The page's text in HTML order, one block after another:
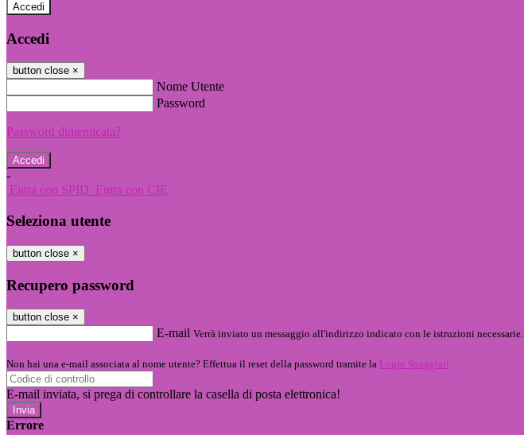
Accedi
Accedi
button close ×
Nome Utente
Password
Password dimenticata?
-
Entra con SPID Entra con CIE
Seleziona utente
button close ×
Recupero password
button close ×
E-mail Verrà inviato un messaggio all'indirizzo indicato con le istruzioni necessarie.
Non hai una e-mail associata al nome utente? Effettua il reset della password tramite la Login Spaggiari
E-mail inviata, si prega di controllare la casella di posta elettronica!
Errore